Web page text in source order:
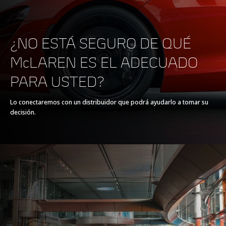
TREN DE POTENCIA
TREN DE POTENCIA V8 90° 4.0L
Actuated Twin Scroll
Turbochargers, Dry
Sump
POTENCIA MÁX. 620 PS (612 bhp)
¿NO ESTÁ SEGURO DE QUÉ
McLAREN ES EL ADECUADO
PARA USTED?
Lo conectaremos con un distribuidor que podrá ayudarlo a tomar su
decisión.